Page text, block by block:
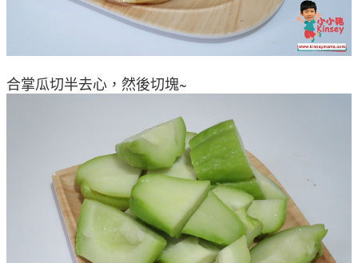
合掌瓜切半去心，然後切塊~